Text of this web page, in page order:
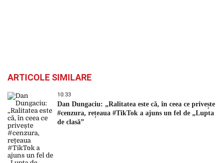
ARTICOLE SIMILARE
10:33
Dan Dungaciu: „Ralitatea este că, în ceea ce privește
#cenzura, rețeaua #TikTok a ajuns un fel de „Lupta
de clasă”